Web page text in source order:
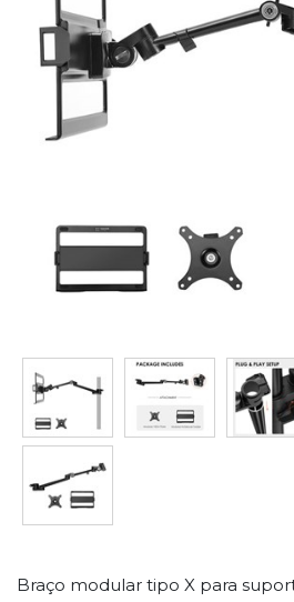
Braço modular tipo X para